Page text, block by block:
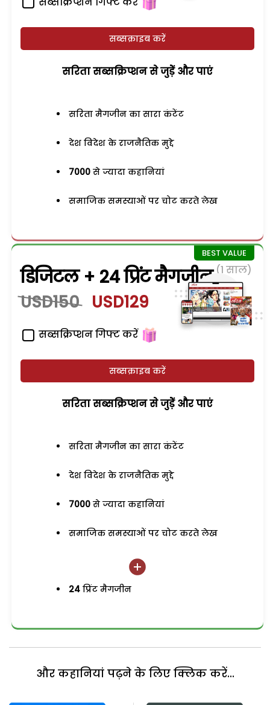
सब्सक्राइब करें
सरिता सब्सक्रिप्शन से जुड़ेें और पाएं
सरिता मैगजीन का सारा कंटेंट
देश विदेश के राजनैतिक मुद्दे
7000 से ज्यादा कहानियां
समाजिक समस्याओं पर चोट करते लेख
डिजिटल + 24 प्रिंट मैगजीन (1 साल)
USD150 USD129
सब्सक्रिप्शन गिफ्ट करें
सब्सक्राइब करें
सरिता सब्सक्रिप्शन से जुड़ेें और पाएं
सरिता मैगजीन का सारा कंटेंट
देश विदेश के राजनैतिक मुद्दे
7000 से ज्यादा कहानियां
समाजिक समस्याओं पर चोट करते लेख
24 प्रिंट मैगजीन
और कहानियां पढ़ने के लिए क्लिक करें...